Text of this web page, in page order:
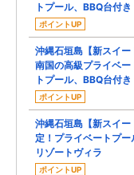
トプール、BBQ台付き
ポイントUP
沖縄石垣島【新スイ
南国の高級プライベ
トプール、BBQ台付き
ポイントUP
沖縄石垣島【新スイ
定！プライベートプ
リゾートヴィラ
ポイントUP